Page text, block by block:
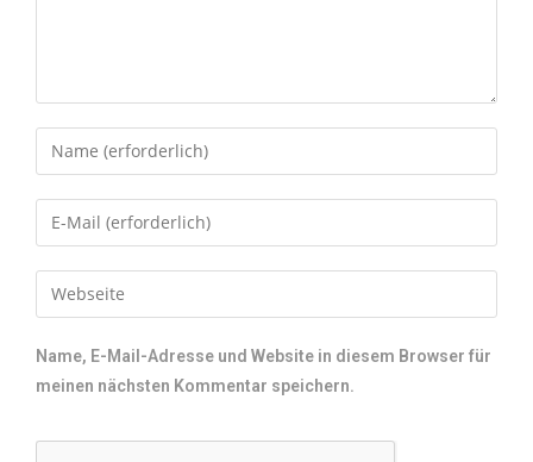
Name, E-Mail-Adresse und Website in diesem Browser für
meinen nächsten Kommentar speichern.